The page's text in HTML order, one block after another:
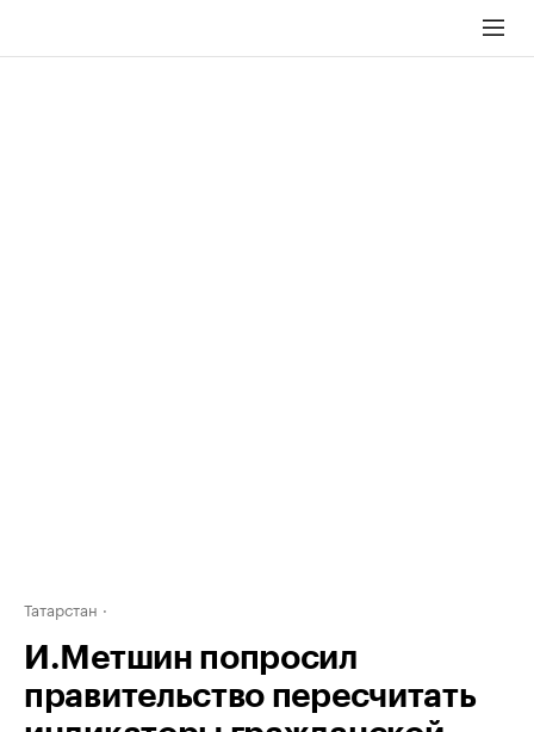
Татарстан
И.Метшин попросил
правительство пересчитать